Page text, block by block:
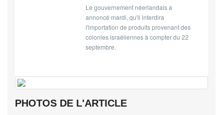
Le gouvernement néerlandais a
annoncé mardi, qu'il interdira
l'importation de produits provenant des
colonies israéliennes à compter du 22
septembre.
PHOTOS DE L'ARTICLE